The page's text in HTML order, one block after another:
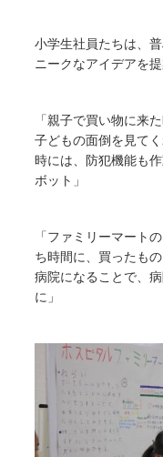
小学生社員たちは、
ニークなアイデアを提
「親子で買い物に来
子どもの面倒を見て
時には、防犯機能も
ボット」
「ファミリーマート
ち時間に、買ったも
病院になることで、
に」